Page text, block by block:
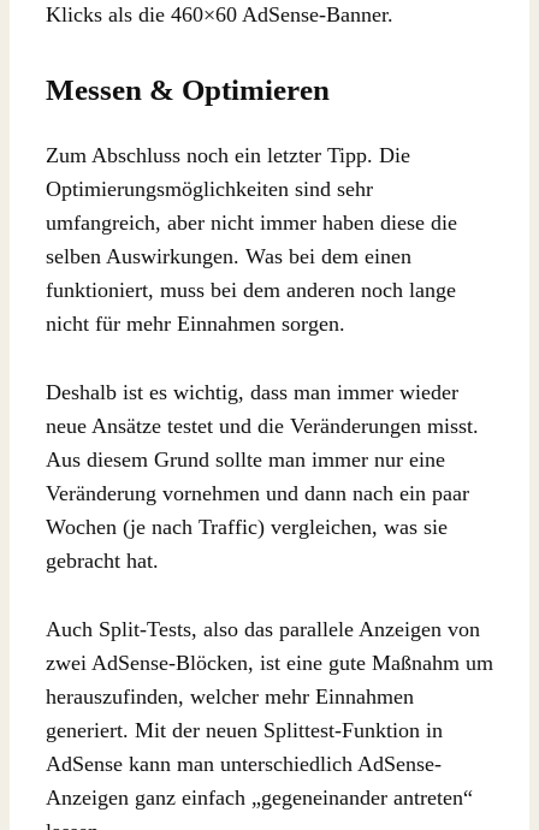
Klicks als die 460×60 AdSense-Banner.
Messen & Optimieren
Zum Abschluss noch ein letzter Tipp. Die
Optimierungsmöglichkeiten sind sehr
umfangreich, aber nicht immer haben diese die
selben Auswirkungen. Was bei dem einen
funktioniert, muss bei dem anderen noch lange
nicht für mehr Einnahmen sorgen.
Deshalb ist es wichtig, dass man immer wieder
neue Ansätze testet und die Veränderungen misst.
Aus diesem Grund sollte man immer nur eine
Veränderung vornehmen und dann nach ein paar
Wochen (je nach Traffic) vergleichen, was sie
gebracht hat.
Auch Split-Tests, also das parallele Anzeigen von
zwei AdSense-Blöcken, ist eine gute Maßnahm um
herauszufinden, welcher mehr Einnahmen
generiert. Mit der neuen Splittest-Funktion in
AdSense kann man unterschiedlich AdSense-
Anzeigen ganz einfach „gegeneinander antreten“